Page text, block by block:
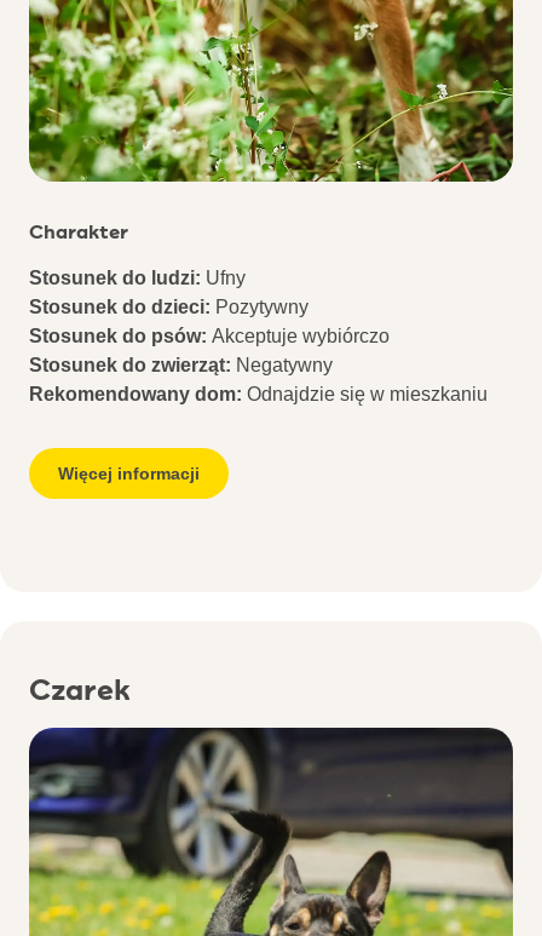
Charakter
Stosunek do ludzi: Ufny
Stosunek do dzieci: Pozytywny
Stosunek do psów: Akceptuje wybiórczo
Stosunek do zwierząt: Negatywny
Rekomendowany dom: Odnajdzie się w mieszkaniu
Więcej informacji
Czarek